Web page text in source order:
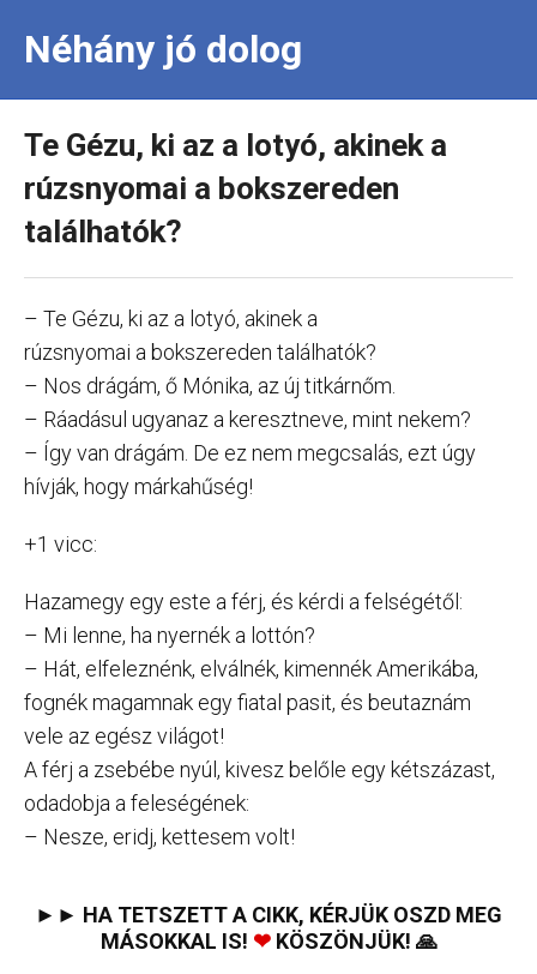
Néhány jó dolog
Te Gézu, ki az a lotyó, akinek a
rúzsnyomai a bokszereden
találhatók?
– Te Gézu, ki az a lotyó, akinek a
rúzsnyomai a bokszereden találhatók?
– Nos drágám, ő Mónika, az új titkárnőm.
– Ráadásul ugyanaz a keresztneve, mint nekem?
– Így van drágám. De ez nem megcsalás, ezt úgy
hívják, hogy márkahűség!
+1 vicc:
Hazamegy egy este a férj, és kérdi a felségétől:
– Mi lenne, ha nyernék a lottón?
– Hát, elfeleznénk, elválnék, kimennék Amerikába,
fognék magamnak egy fiatal pasit, és beutaznám
vele az egész világot!
A férj a zsebébe nyúl, kivesz belőle egy kétszázast,
odadobja a feleségének:
– Nesze, eridj, kettesem volt!
►► HA TETSZETT A CIKK, KÉRJÜK OSZD MEG
MÁSOKKAL IS! ❤KÖSZÖNJÜK! 🙏